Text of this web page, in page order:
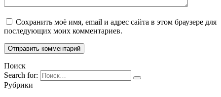
Сохранить моё имя, email и адрес сайта в этом браузере для
последующих моих комментариев.
Поиск
Search for:
Рубрики